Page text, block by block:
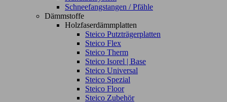
Schneefangstangen / Pfähle
Dämmstoffe
Holzfaserdämmplatten
Steico Putzträgerplatten
Steico Flex
Steico Therm
Steico Isorel | Base
Steico Universal
Steico Spezial
Steico Floor
Steico Zubehör